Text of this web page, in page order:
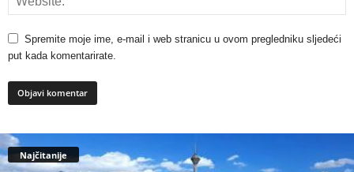
Spremite moje ime, e-mail i web stranicu u ovom pregledniku sljedeći
put kada komentarirate.
Najčitanije